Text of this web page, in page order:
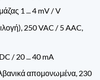
1 ... 4 mV / V
250 VAC / 5 AAC,
/ 20 ... 40 mA
απομονωμένα, 230